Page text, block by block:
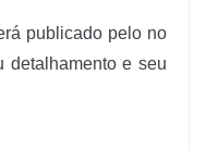
publicado pelo no
detalhamento e seu